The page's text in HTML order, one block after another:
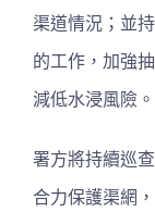
渠道情況；並
的工作，加強
減低水浸風險。
署方將持續巡
合力保護渠網